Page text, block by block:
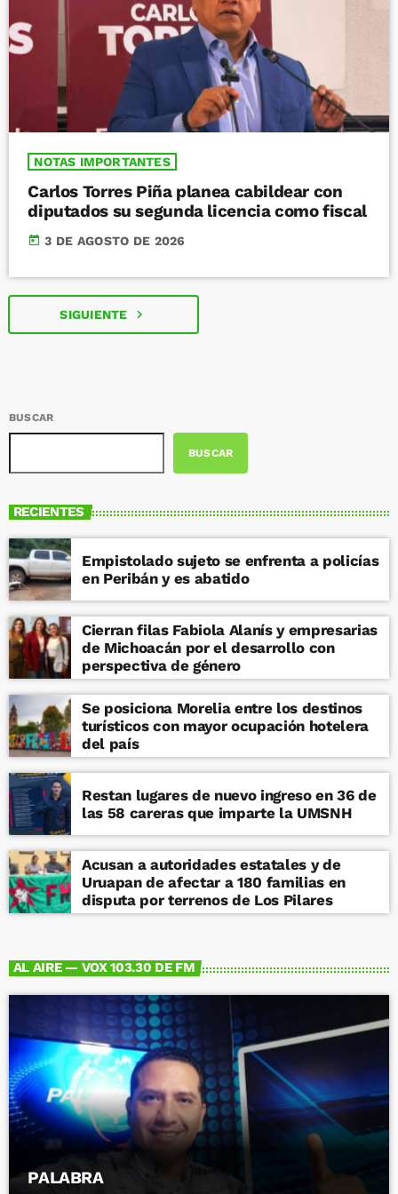
NOTAS IMPORTANTES
Carlos Torres Piña planea cabildear con
diputados su segunda licencia como fiscal
today 3 DE AGOSTO DE 2026
SIGUIENTE navigate_next
BUSCAR
BUSCAR
RECIENTES
Empistolado sujeto se enfrenta a policías
en Peribán y es abatido
Cierran filas Fabiola Alanís y empresarias
de Michoacán por el desarrollo con
perspectiva de género
Se posiciona Morelia entre los destinos
turísticos con mayor ocupación hotelera
del país
Restan lugares de nuevo ingreso en 36 de
las 58 careras que imparte la UMSNH
Acusan a autoridades estatales y de
Uruapan de afectar a 180 familias en
disputa por terrenos de Los Pilares
AL AIRE — VOX 103.30 DE FM
PALABRA